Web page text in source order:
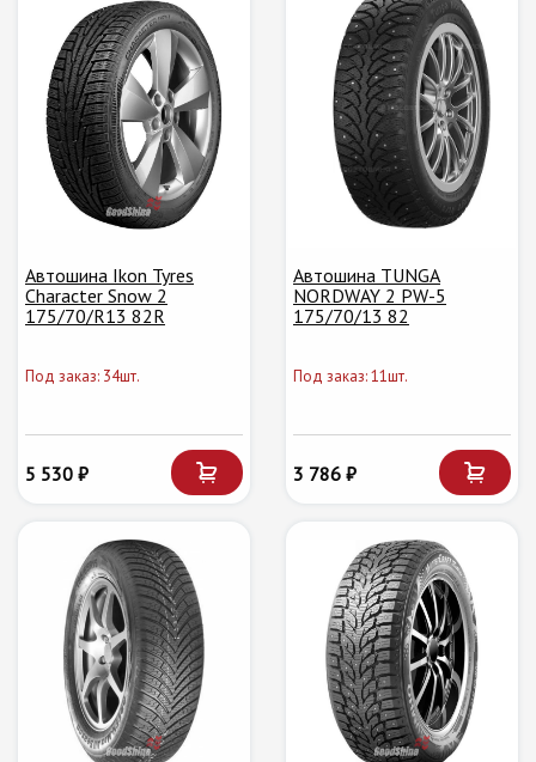
Автошина Ikon Tyres
Character Snow 2
175/70/R13 82R
Под заказ: 34шт.
5 530 ₽
Автошина TUNGA
NORDWAY 2 PW-5
175/70/13 82
Под заказ: 11шт.
3 786 ₽